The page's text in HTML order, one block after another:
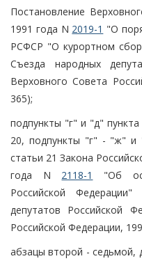
Постановление
1991 года N 2019-1 "О
РСФСР "О курортном
Съезда народных
Верховного Совета
365);
подпункты "г" и "д"
20, подпункты "г" - "ж"
статьи 21 Закона
года N 2118-1
"Об
Российской
депутатов Российской
Российской Федерации,
абзацы второй - седьмой,